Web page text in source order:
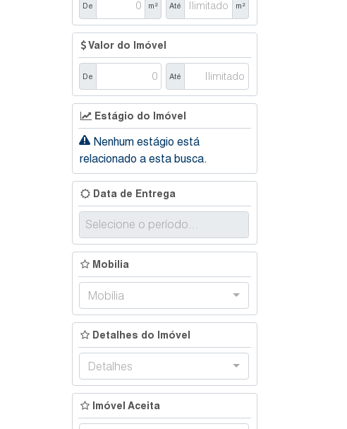
De m² Até m²
Valor do Imóvel
De Até
Estágio do Imóvel
Nenhum estágio está
relacionado a esta busca.
Data de Entrega
Mobilia
Mobília
Detalhes do Imóvel
Detalhes
Imóvel Aceita